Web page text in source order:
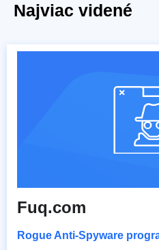
Najviac videné
Fuq.com
Rogue Anti-Spyware